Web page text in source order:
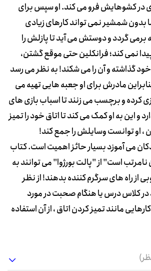
در کشوهایش فرو می کند. او سپس برای
بدون شمشیر نمی تواند کارهای زیادی
برمی گردد و دوستش می آید تا پازلش را
نمی کند؛ فرانکلین حتی موقع گشتن،
گذاشته و آن را می شکند! به نظر می رسد
مادرش برای او جعبه هایی تهیه می
کرده و برچسب می زنند تا اسباب بازی های
و این به او کمک می کند تا اتاق خود را تمیز
، او توانست وسایلش را جمع کند!
می آموزد بسیار حائز اهمیت است. کتاب
است" از "پالت بورژوا" می توانند به
راه های سرگرم کننده بدهند! از نظر
کلاس درس یا هنگام صحبت در مورد
مانند تمیز کردن اتاق ، از آن استفاده